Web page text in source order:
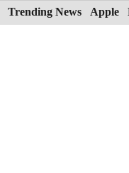
Skip
to
Trending News Apple